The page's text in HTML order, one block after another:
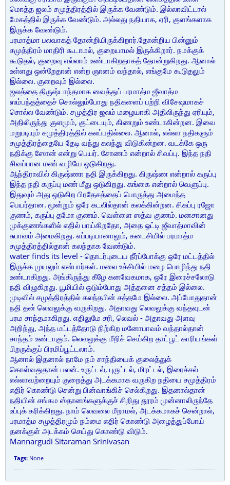
மொத்த ஜலம் சமுத்திரத்தில் இருக்க வேண்டும். இல்லாவிட்டால்
மேகத்தில் இருக்க வேண்டும். அல்லது நதியாக, ஏரி, குளங்களாக
இருக்க வேண்டும்.
பரமாத்மா பலவாகத் தோன்றியிருக்கிறார்.தோன்றிய பின்னும்
சமுத்திரம் மாதிரி கூடாமல், குறையாமல் இருக்கிறார். நமக்குக்
கூடுதல், குறைவு எல்லாம் உண்டாகிறதாகத் தோன்றுகிறது. ஆனால்
உள்ளது ஒன்றேதான் என்ற ஞானம் வந்தால், எங்குமே கூடுதலும்
இல்லை. குறைவும் இல்லை.
ஜலத்தை திருஷ்டாந்தமாக வைத்துப் பரமாத்ம ஜீவாத்ம
ஸம்பந்தத்தைச் சொல்லும்போது நதிகளைப் பற்றி விசேஷமாகச்
சொல்ல வேண்டும். சமுத்திர ஜலம் மழையாகி அதிலிருந்து ஏரியும்,
அதிலிருந்து குளமும், குட்டையும், கிணறும் உண்டாகின்றன. இவை
மறுபடியும் சமுத்திரத்தில் கலப்பதில்லை. ஆனால், எல்லா நதிகளும்
சமுத்திரத்தையே தேடி வந்து கலந்து விடுகின்றன. வடக்கே ஒரு
நதிக்கு ஸோன் என்று பெயர். சோணம் என்றால் சிவப்பு. இந்த நதி
சிவப்பான மண் வழியே ஒடுகிறது.
ஆந்திராவில் கிருஷ்ணா நதி இருக்கிறது. கிருஷ்ண என்றால் கருப்பு
இந்த நதி கருப்பு மண் மீது ஒடுகிறது. கங்கை என்றால் வெளுப்பு.
இதுவும் அது ஒடுகிற பிரதேசத்தைப் பொருத்து அமைந்த
பெயர்தான. மூன்றும் ஒரே கடலில்தான் கலக்கின்றன. சிகப்பு ரஜோ
குணம், கருப்பு தமோ குணம். வெள்ளை ஸத்வ குணம். மனசானது
முக்குணங்களில் எதில் பாய்கிறதோ, அதை ஒட்டி ஜீவாத்மாவின்
சுபாவம் அமைகிறது. எப்படியானாலும், கடைசியில் பரமாத்ம
சமுத்திரத்தில்தான் கலந்தாக வேண்டும்.
water finds its level - தொடர்புடைய நீர்ப்போக்கு ஒரே மட்டத்தில்
இருக்க முயலும் என்பார்கள். மலை உச்சியில் மழை பொழிந்து நதி
உண்டாகிறது. அங்கிருந்து கீழே கனவேகமாக, ஒரே இரைச்சலோடு
நதி விழுகிறது. பூமியில் ஒடும்போது அத்தனை சத்தம் இல்லை.
முடிவில் சமுத்திரத்தில் கலந்தபின் சத்தமே இல்லை. அப்போதுதான்
நதி தன் லெவலுக்கு வருகிறது. அதாவது லெவலுக்கு வந்தவுடன்
பரம சாந்தமாகிறது. எதிலுமே சரி, லெவல் - அதாவது அளவு
அறிந்து, அந்த மட்டத்தோடு நிற்கிற மனோபாவம் வந்தால்தான்
சாந்தம் உண்டாகும். லெவலுக்கு மீறிச் செய்கிற தாட்பூட் காரியங்கள்
பிறருக்குப் பிரமிப்பூட்டலாம்.
ஆனால் இதனால் நாமே நம் சாந்தியைக் குலைத்துக்
கொள்வதுதான் பலன். உருட்டல், புருட்டல், மிரட்டல், இரைச்சல்
எல்லாவற்றையும் குறைத்து அடக்கமாக வருகிற நதியை சமுத்திரம்
எதிர் கொண்டு சென்று பின்வாங்கிச் செல்கிறது. இதனால்தான்
நதியின் சங்கம ஸ்தானங்களுக்குச் சிறிது தூரம் முன்னாலிருந்தே
உப்புக் கரிக்கிறது. நாம் லெவலை மீறாமல், அடக்கமாகச் சென்றால்,
பரமாத்ம சமுத்திரமும் நம்மை எதிர் கொண்டு அழைத்துப்போய்
தனக்குள் அடக்கம் செய்து கொண்டு விடும்.
Mannargudi Sitaraman Srinivasan
Tags: None